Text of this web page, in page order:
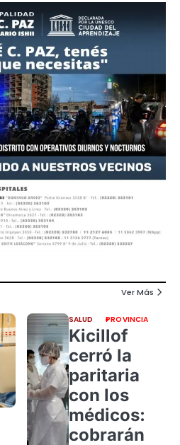
Ver Más
SALUD PROVINCIA
Kicillof
cerró la
paritaria
con los
médicos:
cobrarán